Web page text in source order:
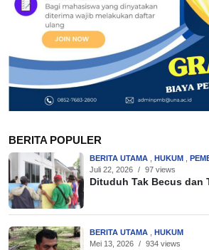
BERITA POPULER
BERITA UTAMA HUKUM
Juli 22, 2026 / 97 views
Dituduh Tak Becus dan
BERITA UTAMA
HUKUM
Mei 13, 2026 / 934 views